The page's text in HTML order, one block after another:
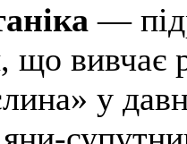
—
що вивчає
у